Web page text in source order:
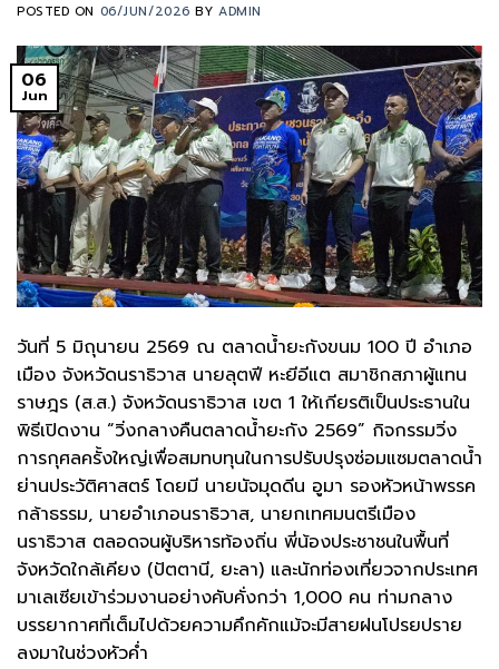
POSTED ON 06/JUN/2026 BYADMIN
06
Jun
วันที่ 5 มิถุนายน 2569 ณ ตลาดน้ำยะกังขนม 100 ปี อำเภอ
เมือง จังหวัดนราธิวาส นายลุตฟี หะยีอีแต สมาชิกสภาผู้แทน
ราษฎร (ส.ส.) จังหวัดนราธิวาส เขต 1 ให้เกียรติเป็นประธานใน
พิธีเปิดงาน “วิ่งกลางคืนตลาดน้ำยะกัง 2569” กิจกรรมวิ่ง
การกุศลครั้งใหญ่เพื่อสมทบทุนในการปรับปรุงซ่อมแซมตลาดน้ำ
ย่านประวัติศาสตร์ โดยมี นายนัจมุดดีน อูมา รองหัวหน้าพรรค
กล้าธรรม, นายอำเภอนราธิวาส, นายกเทศมนตรีเมือง
นราธิวาส ตลอดจนผู้บริหารท้องถิ่น พี่น้องประชาชนในพื้นที่
จังหวัดใกล้เคียง (ปัตตานี, ยะลา) และนักท่องเที่ยวจากประเทศ
มาเลเซียเข้าร่วมงานอย่างคับคั่งกว่า 1,000 คน ท่ามกลาง
บรรยากาศที่เต็มไปด้วยความคึกคักแม้จะมีสายฝนโปรยปราย
ลงมาในช่วงหัวค่ำ